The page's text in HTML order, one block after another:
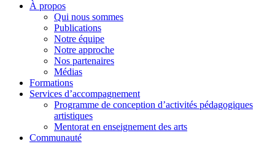
À propos
Qui nous sommes
Publications
Notre équipe
Notre approche
Nos partenaires
Médias
Formations
Services d’accompagnement
Programme de conception d’activités pédagogiques
artistiques
Mentorat en enseignement des arts
Communauté